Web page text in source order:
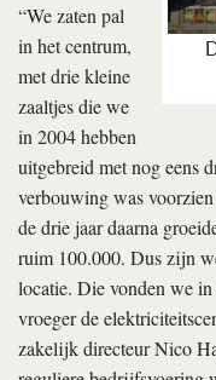
“We zaten pal
in het centrum,
met drie kleine
zaaltjes die we
in 2004 hebben
uitgebreid met nog eens
verbouwing was
de drie jaar daarna
ruim 100.000. Dus zijn
locatie. Die vonden we
vroeger de
zakelijk directeur Nico